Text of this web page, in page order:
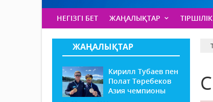
НЕГІЗГІ БЕТ ЖАҢАЛЫҚТАР
ЖАҢАЛЫҚТАР
Кирилл Тубаев пен
Полат Төребеков
Азия чемпионы